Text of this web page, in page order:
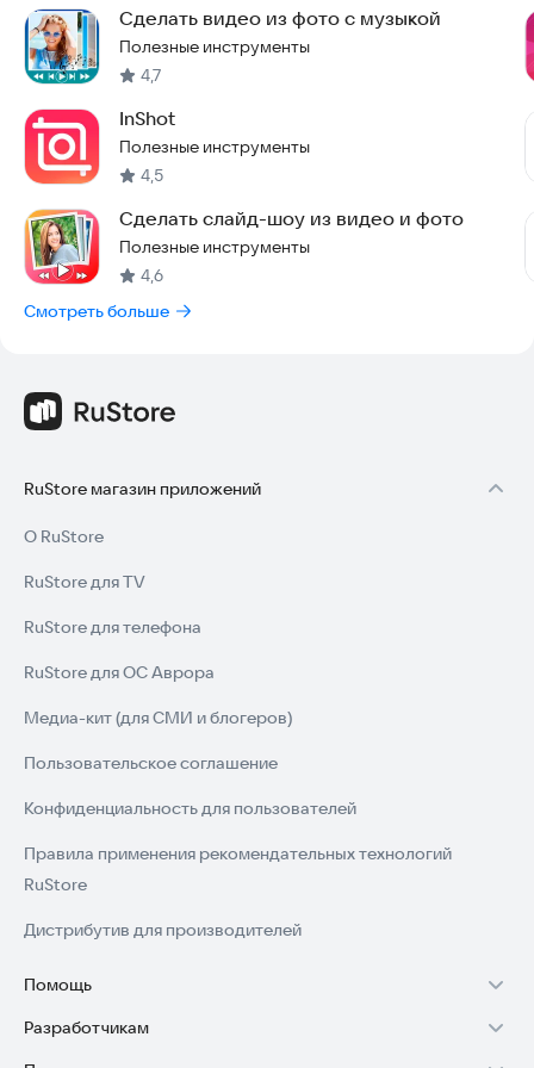
творить уже сегодня.Сделать видео из фото с музыкой
Полезные инструменты
4,7
InShot
Полезные инструменты
4,5
Сделать слайд-шоу из видео и фото
Полезные инструменты
4,6
Смотреть больше
RuStore магазин приложений
О RuStore
RuStore для TV
RuStore для телефона
RuStore для ОС Аврора
Медиа-кит (для СМИ и блогеров)
Пользовательское соглашение
Конфиденциальность для пользователей
Правила применения рекомендательных технологий
RuStore
Дистрибутив для производителей
Помощь
Установка RuStore на TV
Разработчикам